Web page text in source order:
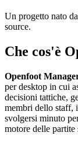
Un progetto nato
source.
Che cos'è
Openfoot
per desktop in cui
decisioni tattiche,
membri dello staff,
svolgersi minuto
motore delle